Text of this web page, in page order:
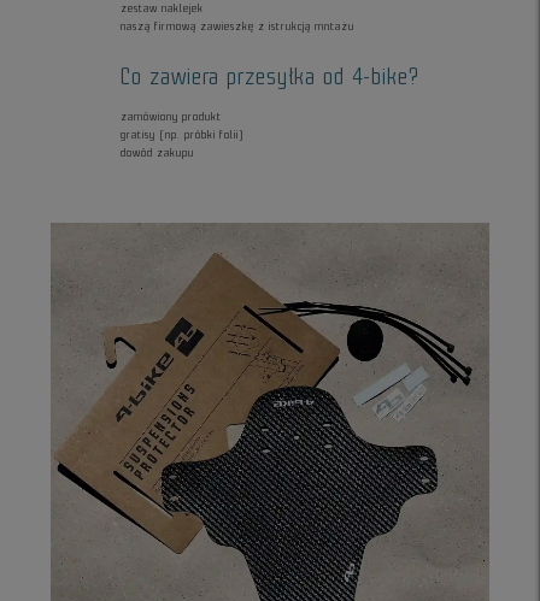
zestaw naklejek
naszą firmową zawieszkę z istrukcją mntażu
Co zawiera przesyłka od 4-bike?
zamówiony produkt
gratisy (np. próbki folii)
dowód zakupu